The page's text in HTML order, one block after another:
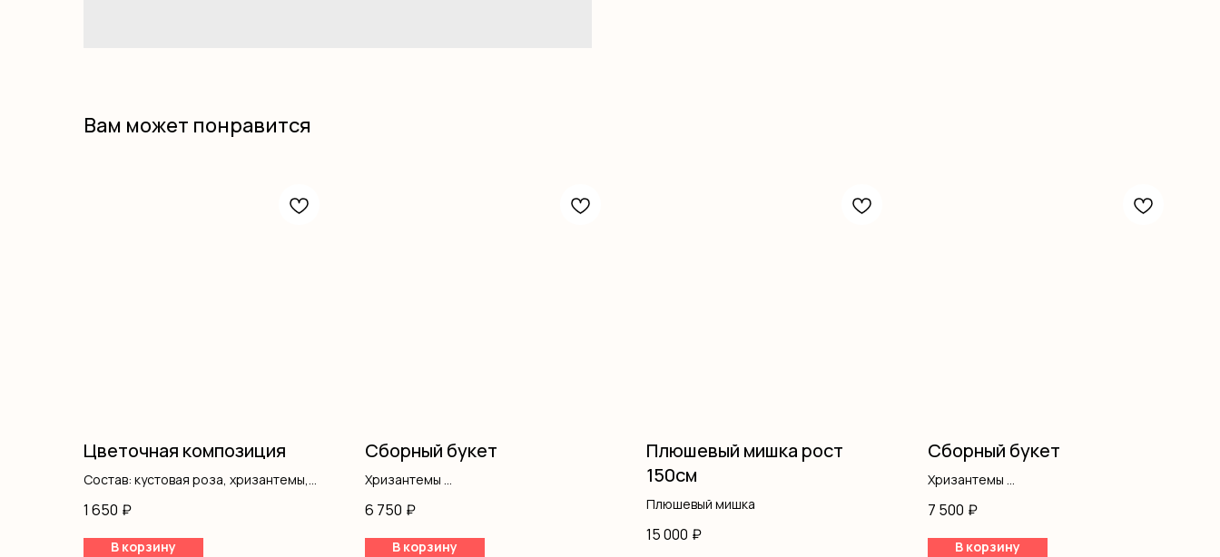
Вам может понравится
Цветочная композиция
Состав: кустовая роза, хризантемы,
1 650 ₽
В корзину
Сборный букет
Хризантемы
Писташ
6 750 ₽
В корзину
Плюшевый мишка рост
150см
Плюшевый мишка
15 000 ₽
Сборный букет
Хризантемы
Оформление
7 500 ₽
В корзину